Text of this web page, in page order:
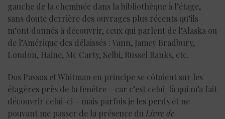
gauche de la cheminée dans la bibliothèque à l’étage,
sans doute derrière des ouvrages plus récents qu’ils
m’ont donnés à découvrir, ceux qui parlent de l’Alaska ou
de l’Amérique des délaissés : Vann, Jamey Bradbury,
London, Haine, Mc Carty, Selbi, Russel Banks, etc.
Dos Passos et Whitman en principe se côtoient sur les
étagères près de la fenêtre – car c’est celui-là qui m’a fait
découvrir celui-ci – mais parfois je les perds et ne
pouvant me passer de la présence du Livre de